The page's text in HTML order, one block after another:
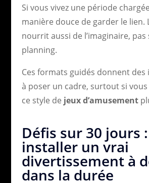
Si vous vivez une période
manière douce de garder le lien.
nourrit aussi de l’imaginaire,
planning.
Ces formats guidés donnent des
à poser un cadre, surtout si
ce style de jeux d’amusement
Défis sur 30 jours :
installer un vrai
divertissement à
dans la durée